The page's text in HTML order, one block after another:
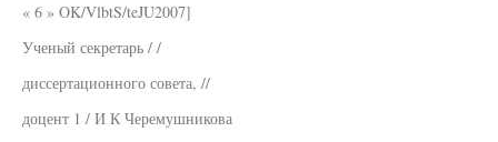
« 6 » OK/VlbtS/teJU2007]
Ученый секретарь / /
диссертационного совета, //
доцент 1 / И К Черемушникова